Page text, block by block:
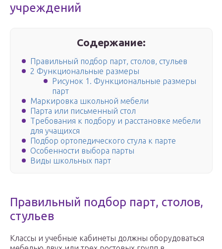
учреждений
Содержание:
Правильный подбор парт, столов, стульев
2 Функциональные размеры
Рисунок 1. Функциональные размеры
парт
Маркировка школьной мебели
Парта или письменный стол
Требования к подбору и расстановке мебели
для учащихся
Подбор ортопедического стула к парте
Особенности выбора парты
Виды школьных парт
Правильный подбор парт, столов,
стульев
Классы и учебные кабинеты должны оборудоваться